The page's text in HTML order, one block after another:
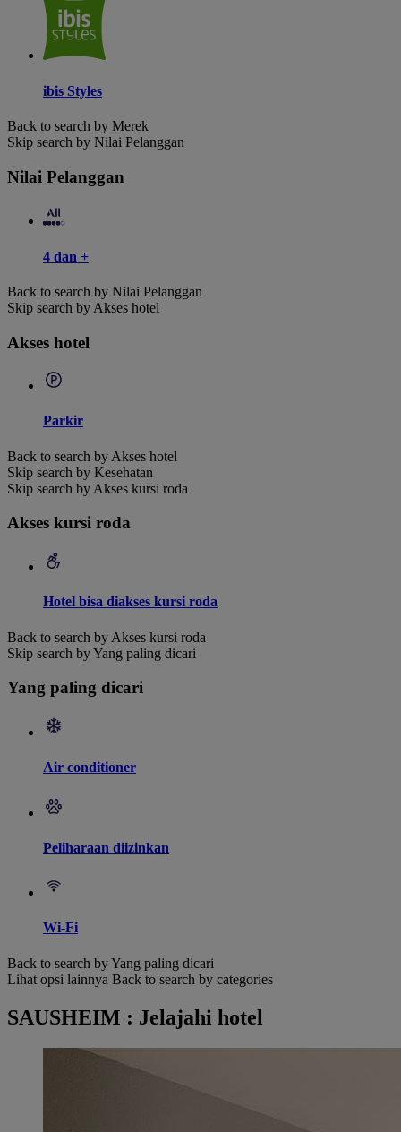
ibis Styles
Back to search by Merek
Skip search by Nilai Pelanggan
Nilai Pelanggan
4 dan +
Back to search by Nilai Pelanggan
Skip search by Akses hotel
Akses hotel
Parkir
Back to search by Akses hotel
Skip search by Kesehatan
Skip search by Akses kursi roda
Akses kursi roda
Hotel bisa diakses kursi roda
Back to search by Akses kursi roda
Skip search by Yang paling dicari
Yang paling dicari
Air conditioner
Peliharaan diizinkan
Wi-Fi
Back to search by Yang paling dicari
Lihat opsi lainnya Back to search by categories
SAUSHEIM : Jelajahi hotel